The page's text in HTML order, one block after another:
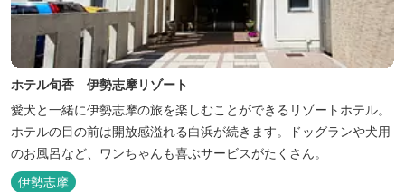
ホテル旬香 伊勢志摩リゾート
愛犬と一緒に伊勢志摩の旅を楽しむことができるリゾートホテル。
ホテルの目の前は開放感溢れる白浜が続きます。ドッグランや犬用
のお風呂など、ワンちゃんも喜ぶサービスがたくさん。
伊勢志摩